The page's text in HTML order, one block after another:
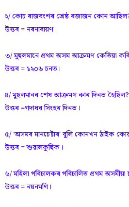
২/ কোচ ৰাজবংশৰ শ্ৰেষ্ঠ ৰজাজন কোন
উত্তৰ = নৰনাৰায়ণ।
৩/ মুছলমানে প্ৰথম অসম আক্ৰমণ কেতিয়া
উত্তৰ = ১২০৬ চনত।
৪/ মুছলমানৰ শেষ আক্ৰমণ কাৰ দিনত হৈছিল?
উত্তৰ =গদাধৰ সিংহৰ দিনত।
৫/ 'অসমৰ মানচেষ্টাৰ' বুলি কোনখন ঠাইক
উত্তৰ = শুৱালকুছিক।
৬/ মহিলা পৰিচালকৰ পৰিচালিত প্ৰথম অসমীয়া
উত্তৰ = নয়নমণি।